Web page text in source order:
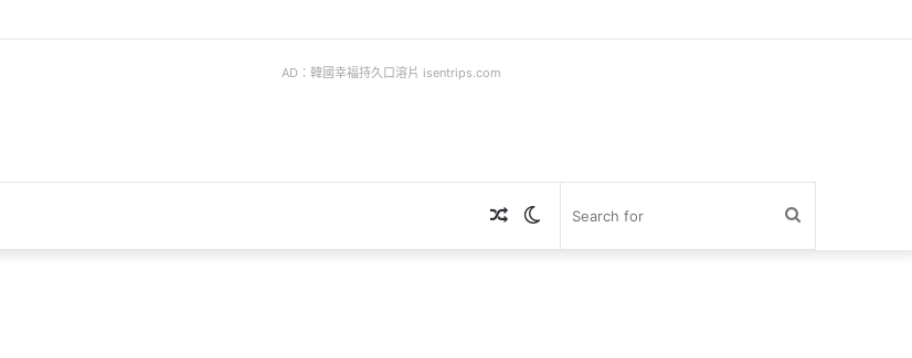
AD：韓國幸福持久口溶片 isentrips.com
Switch
Random